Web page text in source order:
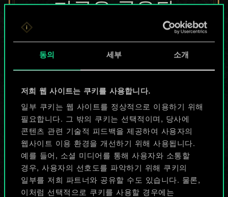
동의 세부 소개
저희 웹 사이트는 쿠키를 사용합니다.
일부 쿠키는 웹 사이트를 정상적으로 이용하기 위해
필요합니다. 그 밖의 쿠키는 선택적이며, 당사에
콘텐츠 관련 기술적 피드백을 제공하여 사용자의
웹사이트 이용 환경을 개선하기 위해 사용됩니다.
예를 들어, 소셜 미디어를 통해 사용자와 소통할
경우, 사용자의 선호도를 파악하기 위해 쿠키의
일부를 저희 파트너와 공유할 수도 있습니다. 물론,
이처럼 선택적으로 쿠키를 사용할 경우에는
지금은 공유된
카드들에 지나지
않지만
무궁무진한
가능성을 가지고
있습니다!
덱 이름 짓기 & 가이드 작성하기
덱 편집